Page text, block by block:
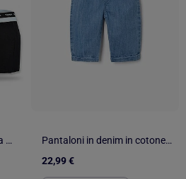
Boxer uomo confezione da 3 KAPPA cotone cintura elastica
Pantaloni in denim in cotone con cintura elastica
22,99 €